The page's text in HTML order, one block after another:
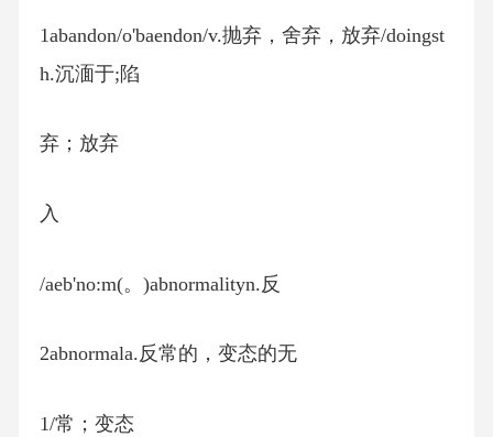
1abandon/o'baendon/v.抛弃，舍弃，放弃/doingst
h.沉湎于;陷
弃；放弃
入
/aeb'no:m(。)abnormalityn.反
2abnormala.反常的，变态的无
1/常；变态